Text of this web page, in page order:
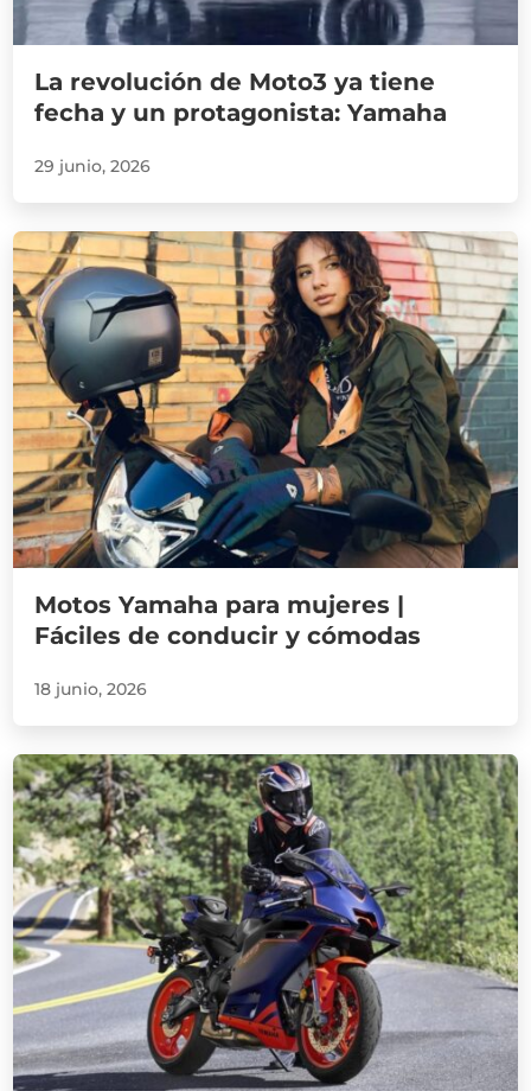
La revolución de Moto3 ya tiene
fecha y un protagonista: Yamaha
29 junio, 2026
Motos Yamaha para mujeres |
Fáciles de conducir y cómodas
18 junio, 2026